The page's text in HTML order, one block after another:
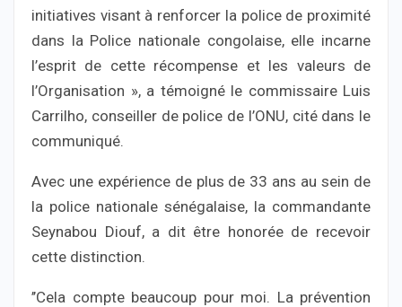
initiatives visant à renforcer la police de proximité
dans la Police nationale congolaise, elle incarne
l’esprit de cette récompense et les valeurs de
l’Organisation », a témoigné le commissaire Luis
Carrilho, conseiller de police de l’ONU, cité dans le
communiqué.
Avec une expérience de plus de 33 ans au sein de
la police nationale sénégalaise, la commandante
Seynabou Diouf, a dit être honorée de recevoir
cette distinction.
’’Cela compte beaucoup pour moi. La prévention